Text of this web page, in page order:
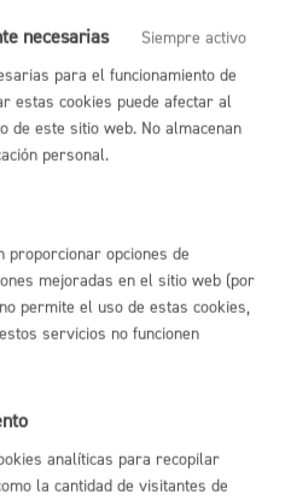
de Donostia / San
San Sebastián)
necesarias
Siempre activo
para el funcionamiento de
estas cookies puede afectar al
de este sitio web. No almacenan
personal.
proporcionar opciones de
mejoradas en el sitio web (por
permite el uso de estas cookies,
servicios no funcionen
analíticas para recopilar
la cantidad de visitantes de